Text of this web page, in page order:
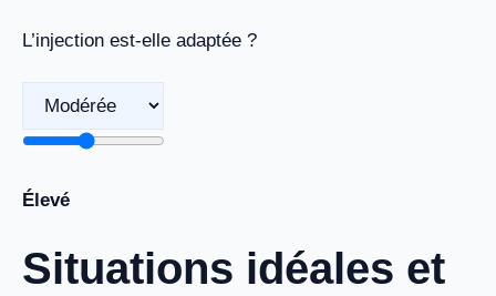
L’injection est-elle adaptée ?
Élevé
Situations idéales et